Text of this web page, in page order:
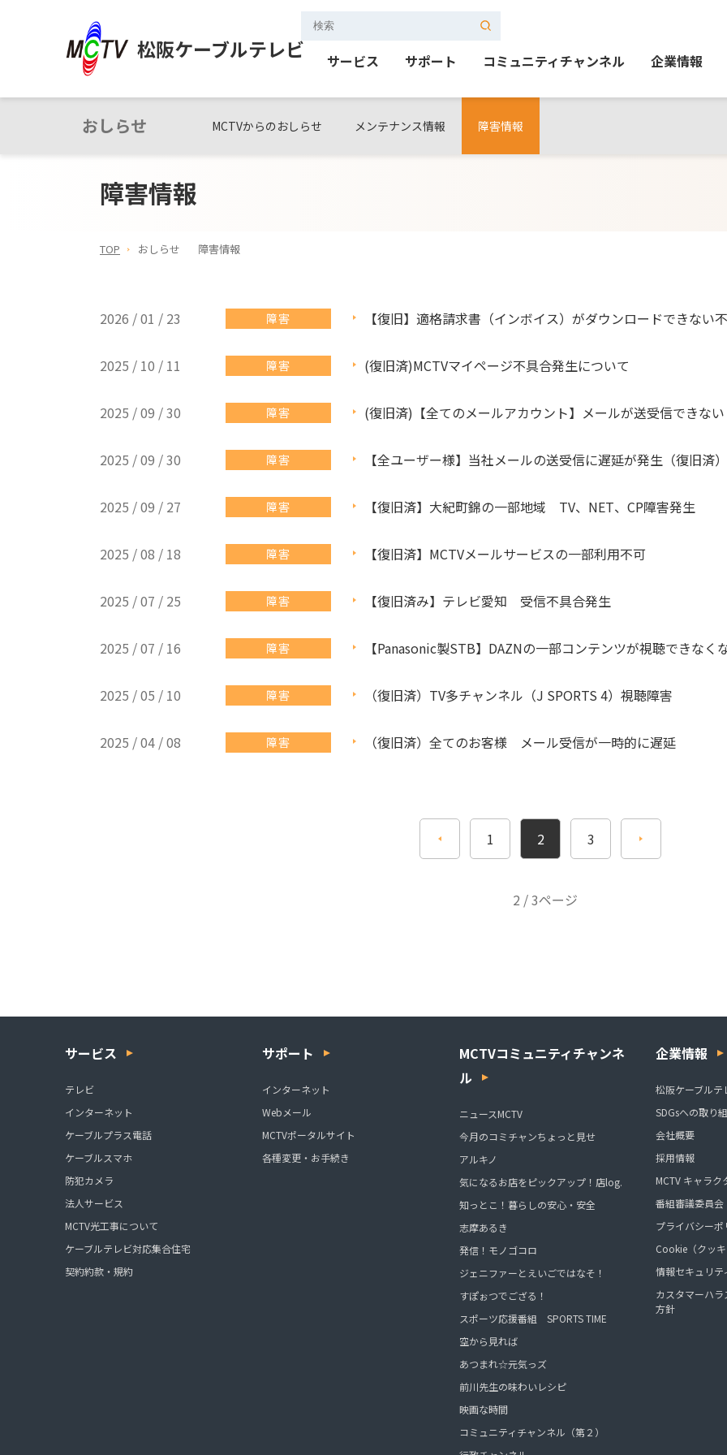
松阪ケーブルテレビ サービス サポート コミュニティチャンネル 企業情報
おしらせ MCTVからのおしらせ メンテナンス情報 障害情報
障害情報
TOP おしらせ 障害情報
2026 / 01 / 23 障害 【復旧】適格請求書（インボイス）がダウンロードできない
2025 / 10 / 11 障害 (復旧済)MCTVマイページ不具合発生について
2025 / 09 / 30 障害 (復旧済)【全てのメールアカウント】メールが送受信できない
2025 / 09 / 30 障害 【全ユーザー様】当社メールの送受信に遅延が発生（復旧済）
2025 / 09 / 27 障害 【復旧済】大紀町錦の一部地域 TV、NET、CP障害発生
2025 / 08 / 18 障害 【復旧済】MCTVメールサービスの一部利用不可
2025 / 07 / 25 障害 【復旧済み】テレビ愛知 受信不具合発生
2025 / 07 / 16 障害 【Panasonic製STB】DAZNの一部コンテンツが視聴できなく
2025 / 05 / 10 障害 （復旧済）TV多チャンネル（J SPORTS 4）視聴障害
2025 / 04 / 08 障害 （復旧済）全てのお客様 メール受信が一時的に遅延
1 2 3
2 / 3ページ
サービス
テレビ
インターネット
ケーブルプラス電話
ケーブルスマホ
防犯カメラ
法人サービス
MCTV光工事について
ケーブルテレビ対応集合住宅
契約約款・規約
サポート
インターネット
Webメール
MCTVポータルサイト
各種変更・お手続き
MCTVコミュニティチャンネ
ル
ニュースMCTV
今月のコミチャンちょっと見せ
アルキノ
気になるお店をピックアップ！店log.
知っとこ！暮らしの安心・安全
志摩あるき
発信！モノゴコロ
ジェニファーとえいごではなそ！
すぽぉつでござる！
スポーツ応援番組 SPORTS TIME
空から見れば
あつまれ☆元気っズ
前川先生の味わいレシピ
映画な時間
コミュニティチャンネル（第２）
企業情報
松阪ケーブルテ
SDGsへの取り
会社概要
採用情報
MCTV キャラク
番組審議委員
プライバシーポ
Cookie（クッ
情報セキュリテ
カスタマーハ
方針